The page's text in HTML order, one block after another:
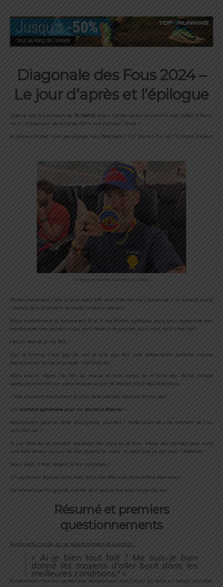
Diagonale des Fous 2024 –
Le jour d’après et l’épilogue
Que ce soit à l’aéroport de St Denis, dans l’avion ou en arrivant à mon hôtel à Paris,
on a l’impression de baigner dans une culture « Diag ».
Je plane complet ! Les personnes nous félicitent ! On plane ! On vit l’instant présent
!
Le retour encore très haut dans les rêves !
Personnellement c’est le plus beau kiff sportif de ma vie ! Jamais je n’ai autant plané
! Jamais je n’ai autant savouré l’instant présent.
Alors évidemment la fatigue est là et il me faudra quelques jours pour reprendre mes
esprits avec des souvenirs qui vont revenir de plus en plus mais voilà c’est fait !
J’en ai rêvé et je l’ai fait.
Oui le timing n’est pas là, oui je n’ai pas fait une préparation parfaite comme
beaucoup en terme physique, nutrition etc.
Mais aucun regret j’ai fait au mieux et mon corps ne m’aura pas lâché malgré
quelques craintes sur cette longue saison et doutes liés à des abandons.
C’est vraiment clairement la plus belle période sportive de ma vie !
Un moment éphémère pour un souvenir éternel !
Maintenant peut-on rêver plus grand, plus fort ? Après avoir vécu ce moment, je n’en
suis pas sûr !
Si j’ai rêvé de ce moment pendant des mois et je dirai même des années pour vivre
une telle ferveur autour de moi, quand on y est, on veut que ça dur pour l’éternité !
Mais voilà, il faut revenir à son quotidien !
Un quotidien factuel mais avec dans ma tête une parenthèse éternelle !
Ce moment je l’ai gagné, mérité, et il sera à moi pour toute ma vie !
Résumé et premiers
questionnements
Après cette course, on se pose forcément la question :
« Ai-je bien tout fait ? Me suis-je bien
donné les moyens d’aller bout dans les
meilleures conditions? »
Evidemment tout est perfectible, évidemment que j’aurai pu faire un temps moindre,